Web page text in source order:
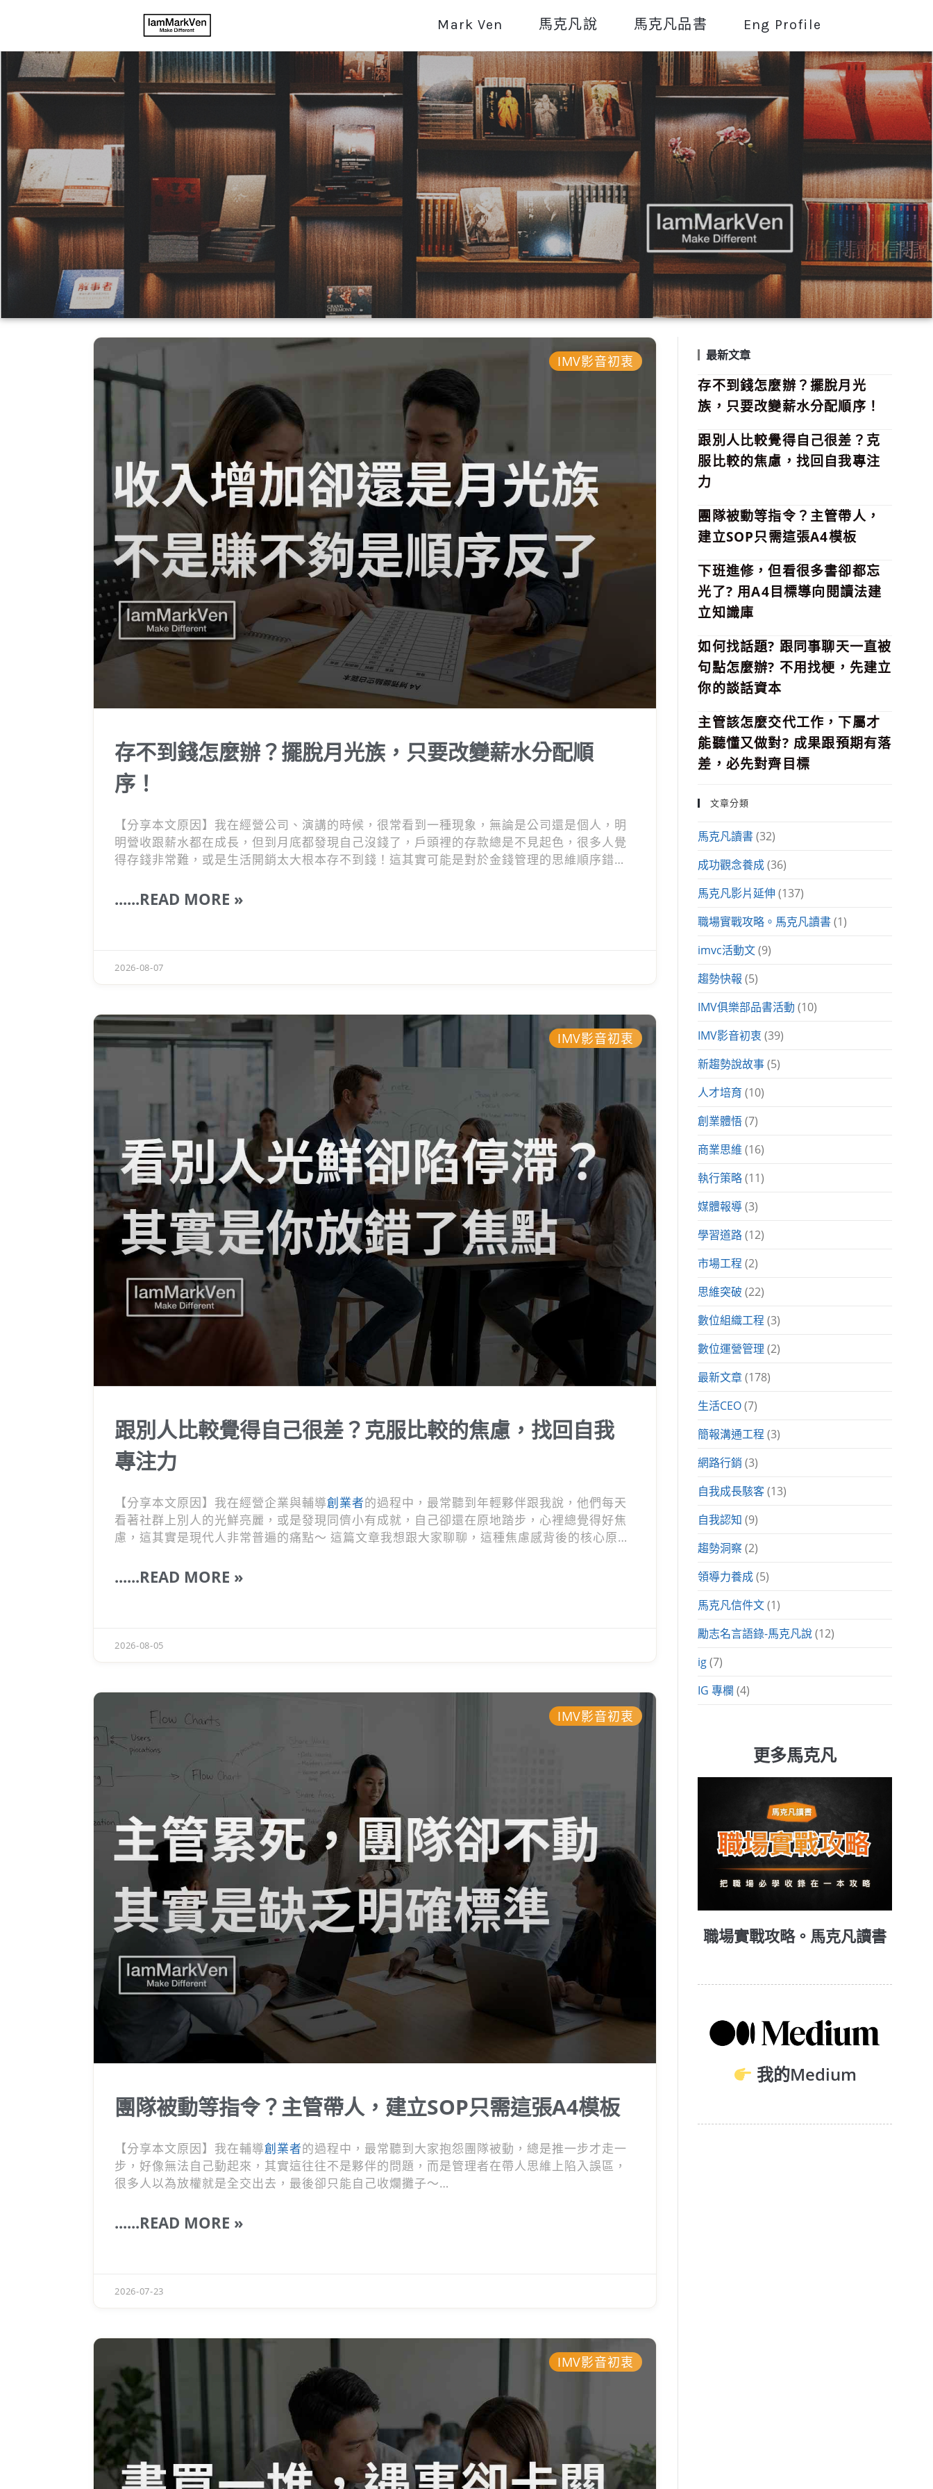
Mark Ven 馬克凡說 馬克凡品書 Eng Profile
IMV影音初衷
存不到錢怎麼辦？擺脫月光族，只要改變薪水分配順
序！
【分享本文原因】我在經營公司、演講的時候，很常看到一種現象，無論是公司還是個人，明
明營收跟薪水都在成長，但到月底都發現自己沒錢了，戶頭裡的存款總是不見起色，很多人覺
得存錢非常難，或是生活開銷太大根本存不到錢！這其實可能是對於金錢管理的思維順序錯
透過改變一個簡單的順序，你也能建立起屬於自己的存錢體質，不再被無限膨脹的慾望給綁架
......READ MORE »
2026-08-07
IMV影音初衷
跟別人比較覺得自己很差？克服比較的焦慮，找回自我
專注力
【分享本文原因】我在經營企業與輔導創業者的過程中，最常聽到年輕夥伴跟我說，他們每天
看著社群上別人的光鮮亮麗，或是發現同儕小有成就，自己卻還在原地踏步，心裡總覺得好焦
慮，這其實是現代人非常普遍的痛點～ 這篇文章我想跟大家聊聊，這種焦慮感背後的核心原
專注前進，而不被無謂的恐慌吞噬
......READ MORE »
2026-08-05
IMV影音初衷
團隊被動等指令？主管帶人，建立SOP只需這張A4模板
【分享本文原因】我在輔導創業者的過程中，最常聽到大家抱怨團隊被動，總是推一步才走一
步，好像無法自己動起來，其實這往往不是夥伴的問題，而是管理者在帶人思維上陷入誤區，
很多人以為放權就是全交出去，最後卻只能自己收爛攤子～
輯，就不用每天盯進度，還能建立會自我成長的組織，這才是管理者必須具備的「真正的領導
......READ MORE »
2026-07-23
IMV影音初衷
最新文章
存不到錢怎麼辦？擺脫月光
族，只要改變薪水分配順序！
跟別人比較覺得自己很差？克
服比較的焦慮，找回自我專注
力
團隊被動等指令？主管帶人，
建立SOP只需這張A4模板
下班進修，但看很多書卻都忘
光了? 用A4目標導向閱讀法建
立知識庫
如何找話題? 跟同事聊天一直被
句點怎麼辦? 不用找梗，先建立
你的談話資本
主管該怎麼交代工作，下屬才
能聽懂又做對? 成果跟預期有落
差，必先對齊目標
文章分類
馬克凡讀書 (32)
成功觀念養成 (36)
馬克凡影片延伸 (137)
職場實戰攻略。馬克凡讀書 (1)
imvc活動文 (9)
趨勢快報 (5)
IMV俱樂部品書活動 (10)
IMV影音初衷 (39)
新趨勢說故事 (5)
人才培育 (10)
創業體悟 (7)
商業思維 (16)
執行策略 (11)
媒體報導 (3)
學習道路 (12)
市場工程 (2)
思維突破 (22)
數位組織工程 (3)
數位運營管理 (2)
最新文章 (178)
生活CEO (7)
簡報溝通工程 (3)
網路行銷 (3)
自我成長駭客 (13)
自我認知 (9)
趨勢洞察 (2)
領導力養成 (5)
馬克凡信件文 (1)
勵志名言語錄-馬克凡說 (12)
ig (7)
IG 專欄 (4)
更多馬克凡
職場實戰攻略。馬克凡讀書
我的Medium